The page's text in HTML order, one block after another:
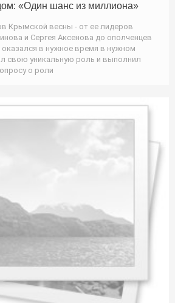
«Один шанс из миллиона»
Крымской весны - от ее лидеров
и Сергея Аксенова до ополченцев
в нужное время в нужном
свою уникальную роль и выполнил
о роли